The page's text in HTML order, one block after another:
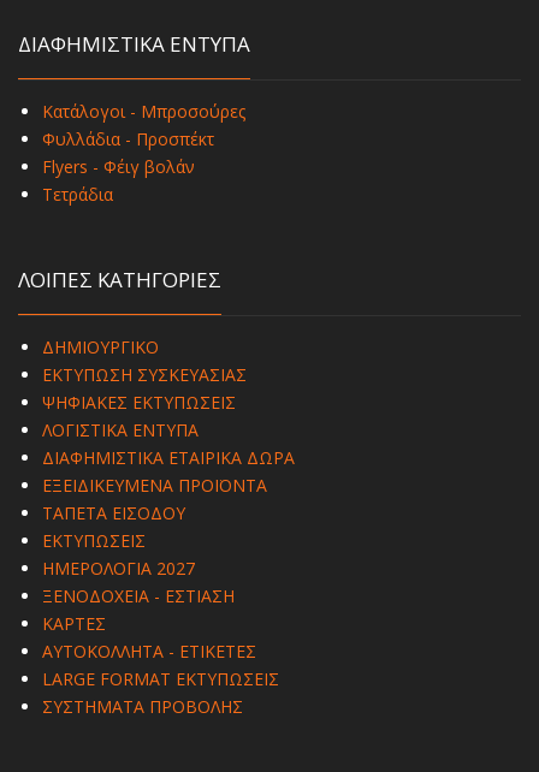
ΔΙΑΦΗΜΙΣΤΙΚΑ ΕΝΤΥΠΑ
Κατάλογοι - Μπροσούρες
Φυλλάδια - Προσπέκτ
Flyers - Φέιγ βολάν
Τετράδια
ΛΟΙΠΕΣ ΚΑΤΗΓΟΡΙΕΣ
ΔΗΜΙΟΥΡΓΙΚΟ
ΕΚΤΥΠΩΣΗ ΣΥΣΚΕΥΑΣΙΑΣ
ΨΗΦΙΑΚΕΣ ΕΚΤΥΠΩΣΕΙΣ
ΛΟΓΙΣΤΙΚΑ ΕΝΤΥΠΑ
ΔΙΑΦΗΜΙΣΤΙΚΑ ΕΤΑΙΡΙΚΑ ΔΩΡΑ
ΕΞΕΙΔΙΚΕΥΜΕΝΑ ΠΡΟΪΟΝΤΑ
ΤΑΠΕΤΑ ΕΙΣΟΔΟΥ
ΕΚΤΥΠΩΣΕΙΣ
ΗΜΕΡΟΛΟΓΙΑ 2027
ΞΕΝΟΔΟΧΕΙΑ - ΕΣΤΙΑΣΗ
ΚΑΡΤΕΣ
ΑΥΤΟΚΟΛΛΗΤΑ - ΕΤΙΚΕΤΕΣ
LARGE FORMAT ΕΚΤΥΠΩΣΕΙΣ
ΣΥΣΤΗΜΑΤΑ ΠΡΟΒΟΛΗΣ